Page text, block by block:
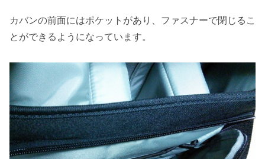
カバンの前面にはポケットがあり、ファスナーで閉じるこ
とができるようになっています。